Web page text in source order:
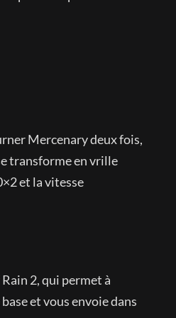
Mercenary deux fois,
transforme en vrille
et la vitesse
2, qui permet à
et vous envoie dans